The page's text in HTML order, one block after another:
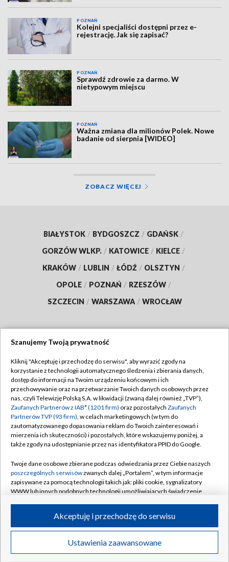
POZNAŃ
Kolejni specjaliści dostępni przez e-
rejestrację. Jak się zapisać?
POZNAŃ
Sprawdź zdrowie za darmo. W
nietypowym miejscu
POZNAŃ
Ważna zmiana dla milionów Polek. Nowe
badanie od sierpnia [WIDEO]
ZOBACZ WIĘCEJ
BIAŁYSTOK / BYDGOSZCZ / GDAŃSK /
GORZÓW WLKP. / KATOWICE / KIELCE /
KRAKÓW / LUBLIN / ŁÓDŹ / OLSZTYN /
OPOLE / POZNAŃ / RZESZÓW /
SZCZECIN / WARSZAWA / WROCŁAW
TVP
Abonament TVP
Emisja w TVP
Centrum informacji TVP
Naziemna Telewizja Cyfrowa
Rada Programowa
System NOS
Informacje o nadawcy
Program dla prasy
Ogłoszenie przetargowe
Regulamin TVP
Polityka prywatności
Moje zgody
Pomoc
Kontakt
Kanały
©2026 Telewizja Polska S.A. w likwidacji
Szanujemy Twoją prywatność
Kliknij "Akceptuję i przechodzę do serwisu", aby wyrazić zgody na
korzystanie z technologii automatycznego śledzenia i zbierania danych,
dostęp do informacji na Twoim urządzeniu końcowym i ich
przechowywanie oraz na przetwarzanie Twoich danych osobowych przez
nas, czyli Telewizję Polską S.A. w likwidacji (zwaną dalej również „TVP”),
Zaufanych Partnerów z IAB* (1201 firm) oraz pozostałych Zaufanych
Partnerów TVP (93 firm), w celach marketingowych (w tym do
zautomatyzowanego dopasowania reklam do Twoich zainteresowań i
mierzenia ich skuteczności) i pozostałych, które wskazujemy poniżej, a
także zgody na udostępnianie przez nas identyfikatora PPID do Google.
Twoje dane osobowe zbierane podczas odwiedzania przez Ciebie naszych
poszczególnych serwisówzwanych dalej „Portalem”, w tym informacje
zapisywane za pomocą technologii takich jak: pliki cookie, sygnalizatory
WWW lub innych podobnych technologii umożliwiających świadczenie
ruchu w Internecie.
Twoje dane osobowe zbierane podczas odwiedzania przez Ciebie
poszczególnych serwisówna Portalu, takie jak adresy IP, identyfikatory
Ustawienia zaawansowane
Akceptuję i przechodzę do serwisu